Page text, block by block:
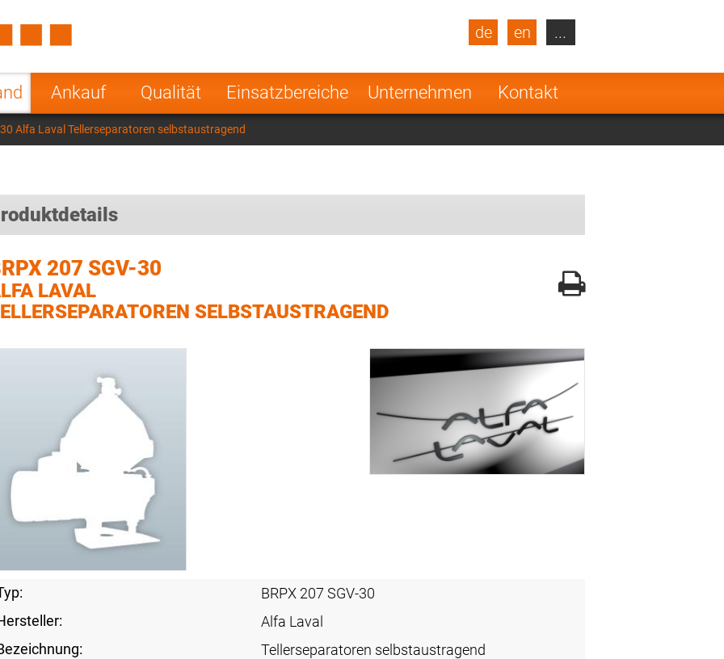
Ankauf Qualität Einsatzbereiche Unternehmen Kontakt
de en
Turkey
Poland Norway
Netherlands
India
...
30 Alfa Laval Tellerseparatoren selbstaustragend
207 SGV-30
LAVAL
SELBSTAUSTRAGEND
BRPX 207 SGV-30
Alfa Laval
Tellerseparatoren selbstaustragend